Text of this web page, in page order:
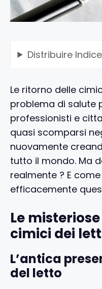
Distribuire
Le ritorno delle
problema di salute
professionisti e
quasi scomparsi
nuovamente
tutto il mondo. Ma
realmente ? E
efficacemente
Le
cimici dei
L’antica
del letto